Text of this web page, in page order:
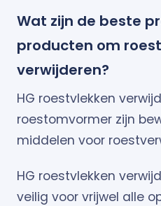
Wat zijn de beste
producten om
verwijderen?
HG roestvlekken
roestomvormer zijn
middelen voor
HG roestvlekken
veilig voor vrijwel alle